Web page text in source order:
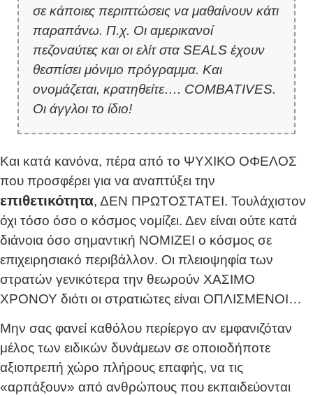
σε κάποιες περιπτώσεις να μαθαίνουν κάτι
παραπάνω. Π.χ. Οι αμερικανοί
πεζοναύτες και οι ελίτ στα SEALS έχουν
θεσπίσει μόνιμο πρόγραμμα. Και
ονομάζεται, κρατηθείτε…. COMBATIVES.
Οι άγγλοι το ίδιο!
Και κατά κανόνα, πέρα από το ΨΥΧΙΚΟ ΟΦΕΛΟΣ
που προσφέρει για να αναπτύξει την
επιθετικότητα, ΔΕΝ ΠΡΩΤΟΣΤΑΤΕΙ. Τουλάχιστον
όχι τόσο όσο ο κόσμος νομίζει. Δεν είναι ούτε κατά
διάνοια όσο σημαντική ΝΟΜΙΖΕΙ ο κόσμος σε
επιχειρησιακό περιβάλλον. Οι πλειοψηφία των
στρατών γενικότερα την θεωρούν ΧΑΣΙΜΟ
ΧΡΟΝΟΥ διότι οι στρατιώτες είναι ΟΠΛΙΣΜΕΝΟΙ…
Μην σας φανεί καθόλου περίεργο αν εμφανιζόταν
μέλος των ειδικών δυνάμεων σε οποιοδήποτε
αξιοπρεπή χώρο πλήρους επαφής, να τις
«αρπάξουν» από ανθρώπους που εκπαιδεύονται